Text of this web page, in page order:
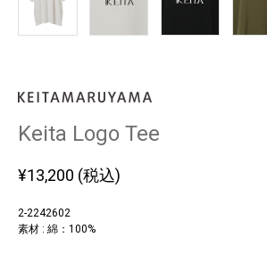
Keita Logo Tee
¥13,200 (税込)
2-2242602
素材 : 綿：100%